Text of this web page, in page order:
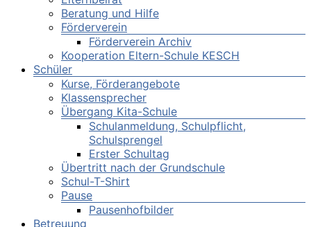
Beratung und Hilfe
Förderverein
Förderverein Archiv
Kooperation Eltern-Schule KESCH
Schüler
Kurse, Förderangebote
Klassensprecher
Übergang Kita-Schule
Schulanmeldung, Schulpflicht,
Schulsprengel
Erster Schultag
Übertritt nach der Grundschule
Schul-T-Shirt
Pause
Pausenhofbilder
Betreuung